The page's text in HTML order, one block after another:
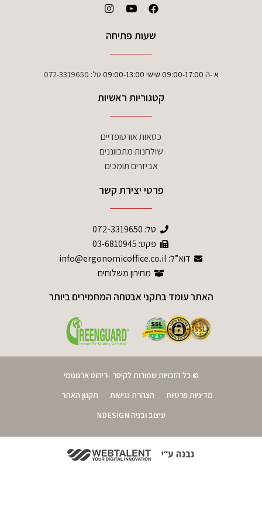
שעות פתיחה
א -ה 09:00-17:00 שישי 09:00-13:00 טל: 072-3319650
קטגוריות ראשיות
כסאות אורטופדיים
שולחנות מתכווננים
אביזרים תומכים
פרטי יצירת קשר
טל: 072-3319650
פקס: 03-6810945
דוא”ל: info@ergonomicoffice.co.il
מחירון משלוחים
האתר עומד בתקני אבטחה המחמירים ביותר
© כל הזכויות שמורות לקיסר -ריהוט ארגונומי
מדיניות פרטיות
הצהרת נגישות
תקנון האתר
עיצוב ובניה NDESIGN